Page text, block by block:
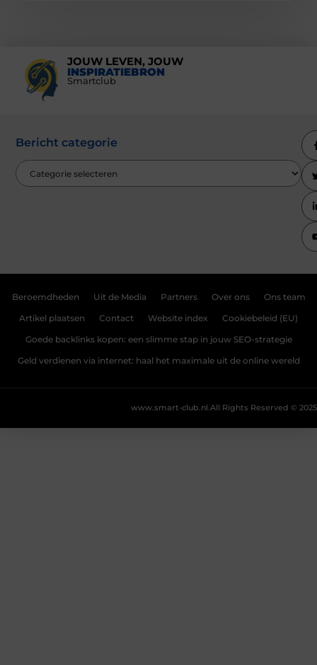
JOUW LEVEN, JOUW
INSPIRATIEBRON
Smartclub
Bericht categorie
Beroemdheden Uit de Media Partners Over ons Ons team
Artikel plaatsen Contact Website index Cookiebeleid (EU)
Goede backlinks kopen: een slimme stap in jouw SEO-strategie
Geld verdienen via internet: haal het maximale uit de online wereld
All Rights Reserved © 2025
www.smart-club.nl.